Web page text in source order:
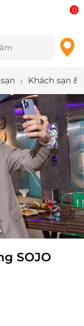
0
Khách sạn &
10/10
SOJO